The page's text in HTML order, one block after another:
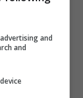
un
and
and